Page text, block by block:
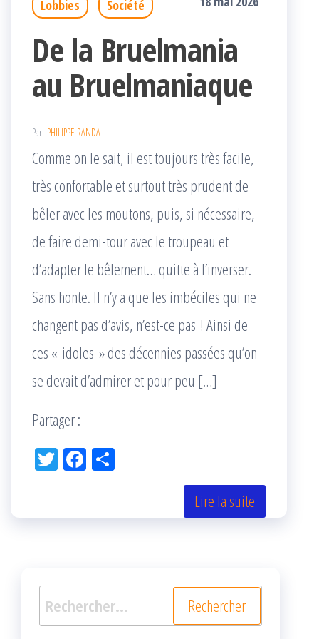
Lobbies Société
De la Bruelmania
au Bruelmaniaque
Par PHILIPPE RANDA
Comme on le sait, il est toujours très facile,
très confortable et surtout très prudent de
bêler avec les moutons, puis, si nécessaire,
de faire demi-tour avec le troupeau et
d’adapter le bêlement… quitte à l’inverser.
Sans honte. Il n’y a que les imbéciles qui ne
changent pas d’avis, n’est-ce pas ! Ainsi de
ces « idoles » des décennies passées qu’on
se devait d’admirer et pour peu […]
Partager :
Tw Fac
k r
Lire la suite
Rechercher :